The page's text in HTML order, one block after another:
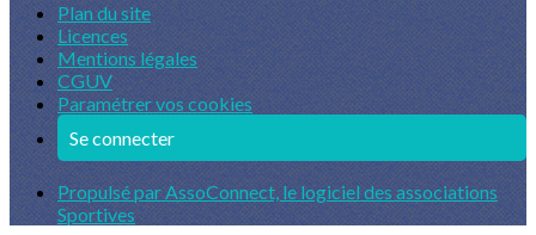
Plan du site
Licences
Mentions légales
CGUV
Paramétrer vos cookies
Se connecter
Propulsé par AssoConnect, le logiciel des associations
Sportives